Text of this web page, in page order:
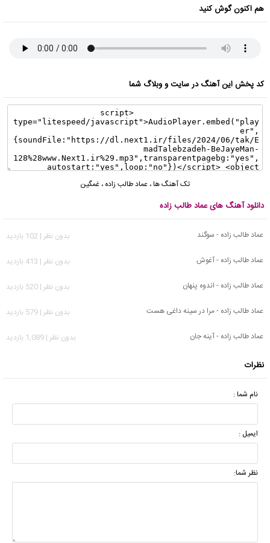
هم اکنون گوش کنید
کد پخش این آهنگ در سایت و وبلاگ شما
تک آهنگ ها، عماد طالب زاده ، غمگین
دانلود آهنگ های عماد طالب زاده
عماد طالب زاده - سوگند
بدون نظر | 102 بازدید
عماد طالب زاده - آغوش
بدون نظر | 413 بازدید
عماد طالب زاده - اندوه پنهان
بدون نظر | 520 بازدید
عماد طالب زاده - مرا در سینه داغی هست
بدون نظر | 579 بازدید
عماد طالب زاده - آینه جان
بدون نظر | 1,089 بازدید
نظرات
نام شما :
ایمیل :
نظر شما: